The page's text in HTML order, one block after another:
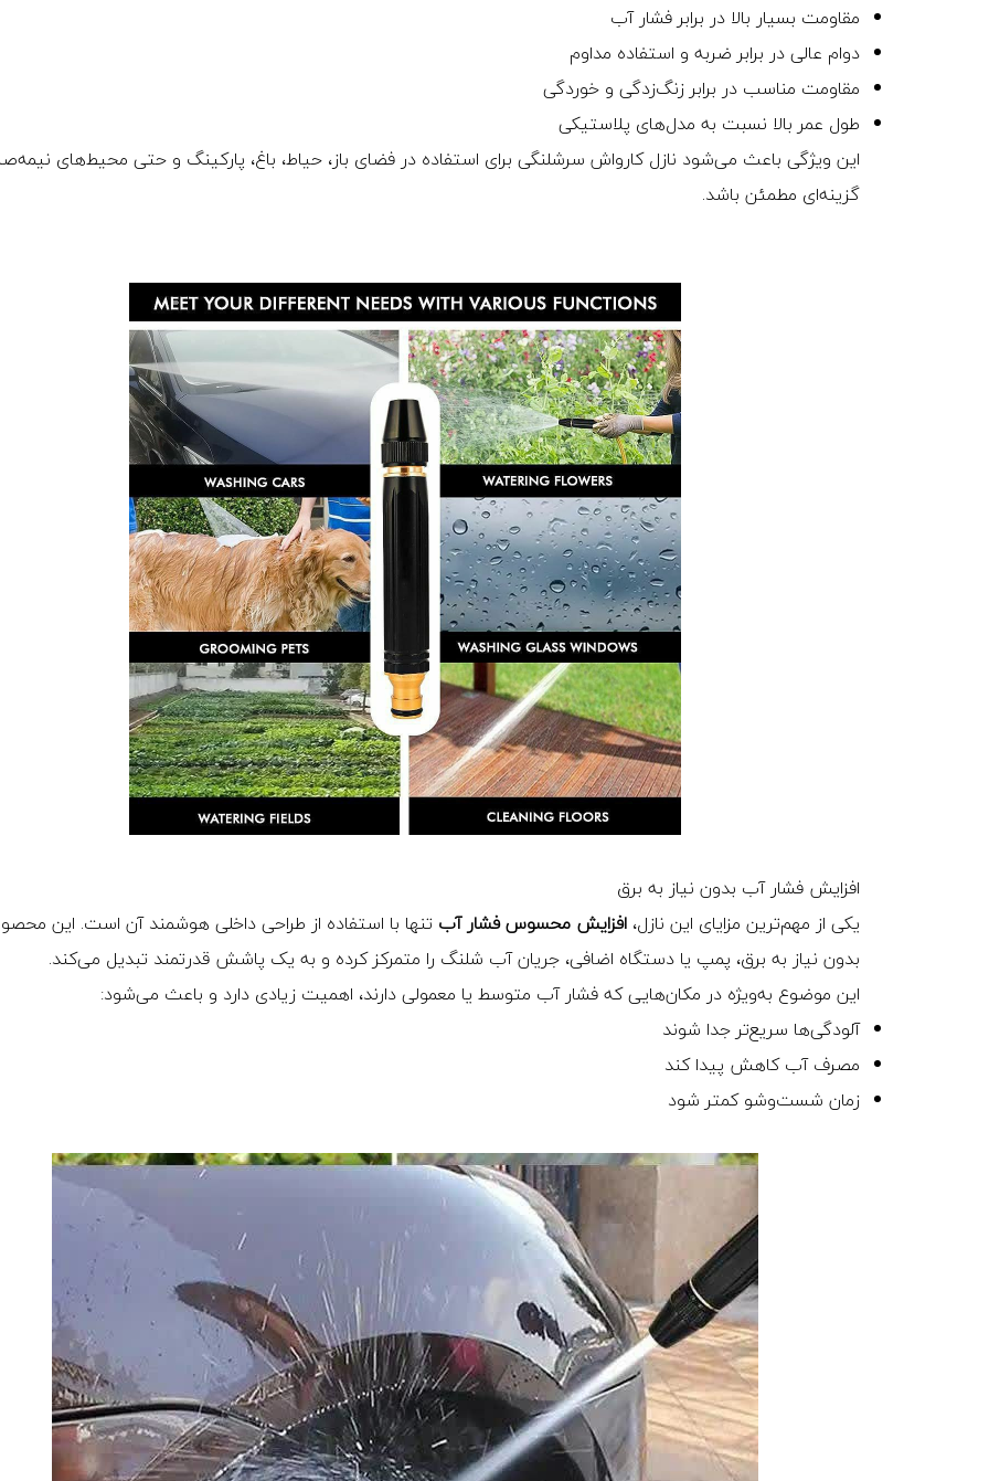
مقاومت بسیار بالا در برابر فشار آب
دوام عالی در برابر ضربه و استفاده مداوم
مقاومت مناسب در برابر زنگ‌زدگی و خوردگی
طول عمر بالا نسبت به مدل‌های پلاستیکی
این ویژگی باعث می‌شود نازل کارواش سرشلنگی برای استفاده در فضای باز، حیاط، باغ، پارکینگ و حتی محیط‌های
گزینه‌ای مطمئن باشد.
افزایش فشار آب بدون نیاز به برق
یکی از مهم‌ترین مزایای این نازل، افزایش محسوس فشار آب تنها با استفاده از طراحی داخلی هوشمند آن است. این
بدون نیاز به برق، پمپ یا دستگاه اضافی، جریان آب شلنگ را متمرکز کرده و به یک پاشش قدرتمند تبدیل می‌کند.
این موضوع به‌ویژه در مکان‌هایی که فشار آب متوسط یا معمولی دارند، اهمیت زیادی دارد و باعث می‌شود:
آلودگی‌ها سریع‌تر جدا شوند
مصرف آب کاهش پیدا کند
زمان شست‌وشو کمتر شود